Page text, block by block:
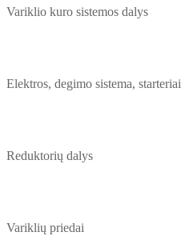
Variklio kuro sistemos dalys
Elektros, degimo sistema, starteriai
Reduktorių dalys
Variklių priedai